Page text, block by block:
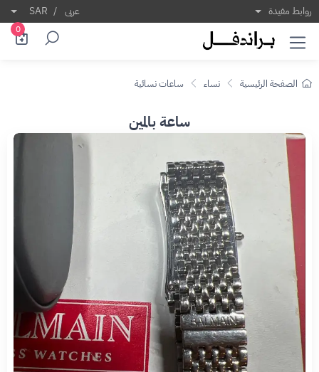
روابط مفيدة عربى /
SAR
0
الصفحة الرئيسية نساء ساعات نسائية
ساعة بالمين